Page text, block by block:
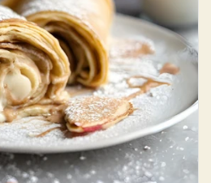
Shop now